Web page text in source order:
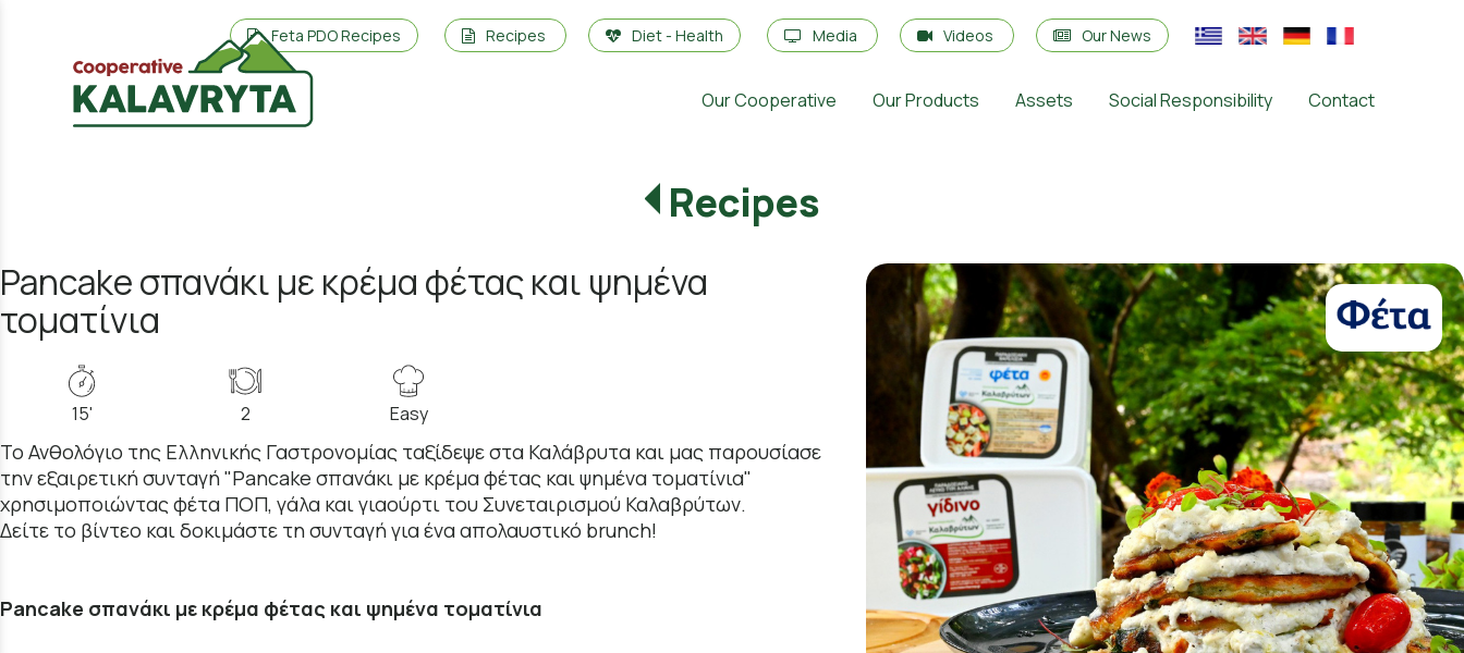
Feta PDO Recipes Recipes Diet - Health Media Videos Our News
Our Cooperative Our Products Assets Social Responsibility Contact
Recipes
Pancake σπανάκι με κρέμα φέτας και ψημένα
τοματίνια
15' 2 Easy
Το Ανθολόγιο της Ελληνικής Γαστρονομίας ταξίδεψε στα Καλάβρυτα και μας παρουσίασε
την εξαιρετική συνταγή "Pancake σπανάκι με κρέμα φέτας και ψημένα τοματίνια"
χρησιμοποιώντας φέτα ΠΟΠ, γάλα και γιαούρτι του Συνεταιρισμού Καλαβρύτων.
Δείτε το βίντεο και δοκιμάστε τη συνταγή για ένα απολαυστικό brunch!
Pancake σπανάκι με κρέμα φέτας και ψημένα τοματίνια